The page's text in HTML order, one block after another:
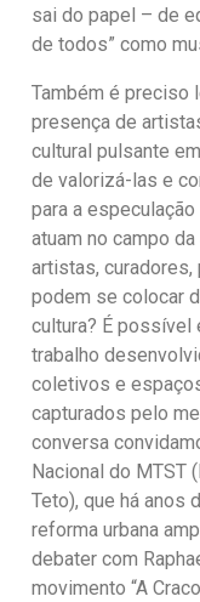
sai do papel – de
de todos” como
Também é preciso
presença de
cultural pulsante
de valorizá-las e
para a
atuam no campo
artistas,
podem se colocar
cultura? É possível
trabalho
coletivos e
capturados pelo
conversa
Nacional do MTST
Teto), que há anos
reforma urbana
debater com
movimento “A